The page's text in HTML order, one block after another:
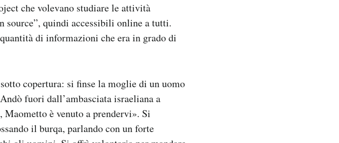
che volevano studiare le attività
source”, quindi accessibili online a tutti.
di informazioni che era in grado di
copertura: si finse la moglie di un uomo
fuori dall’ambasciata israeliana a
è venuto a prendervi». Si
il burqa, parlando con un forte